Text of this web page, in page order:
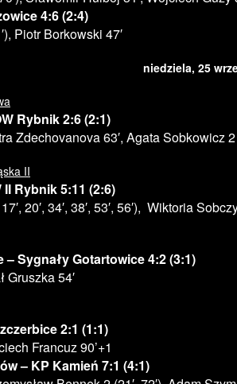
4:6 (2:4)
Piotr Borkowski 47′
niedziela, 25
Rybnik 2:6 (2:1)
Zdechovanova 63′, Agata Sobkowicz
II
II Rybnik 5:11 (2:6)
20′, 34′, 38′, 53′, 56′), Wiktoria
Sygnały Gotartowice 4:2 (3:1)
Gruszka 54′
2:1 (1:1)
Francuz 90’+1
– KP Kamień 7:1 (4:1)